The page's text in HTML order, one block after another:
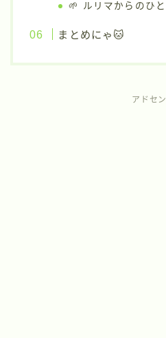
🌱 ルリマからのひ
まとめにゃ🐱
アドセ